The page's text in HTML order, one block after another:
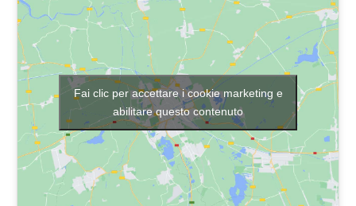
Fai clic per accettare i cookie marketing e
abilitare questo contenuto